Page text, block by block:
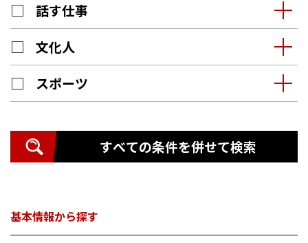
話す仕事
文化人
スポーツ
すべての条件を併せて検索
基本情報から探す